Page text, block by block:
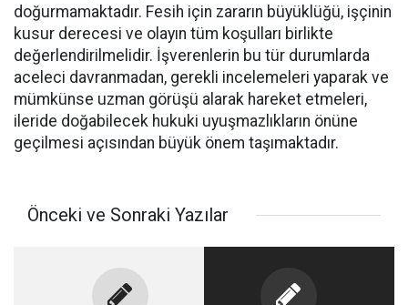
doğurmamaktadır. Fesih için zararın büyüklüğü, işçinin
kusur derecesi ve olayın tüm koşulları birlikte
değerlendirilmelidir. İşverenlerin bu tür durumlarda
aceleci davranmadan, gerekli incelemeleri yaparak ve
mümkünse uzman görüşü alarak hareket etmeleri,
ileride doğabilecek hukuki uyuşmazlıkların önüne
geçilmesi açısından büyük önem taşımaktadır.
Önceki ve Sonraki Yazılar